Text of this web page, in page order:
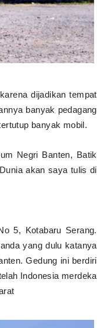
dijadikan tempat
banyak pedagang
banyak mobil.
Negri Banten, Batik
akan saya tulis di
5, Kotabaru Serang.
yang dulu katanya
Gedung ini berdiri
Indonesia merdeka